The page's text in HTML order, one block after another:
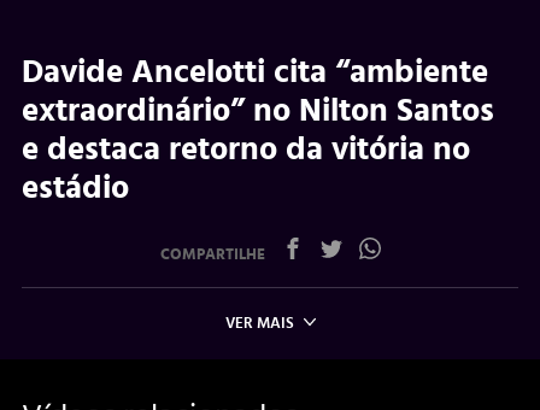
Davide Ancelotti cita “ambiente
extraordinário” no Nilton Santos
e destaca retorno da vitória no
estádio
COMPARTILHE
VER MAIS